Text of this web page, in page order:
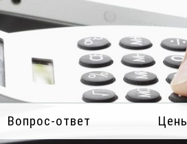
Вопрос-ответ